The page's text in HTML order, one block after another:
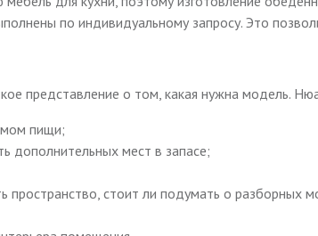
по индивидуальному запросу. Это
представление о том, какая нужна модель.
пищи;
дополнительных мест в запасе;
пространство, стоит ли подумать о разборных